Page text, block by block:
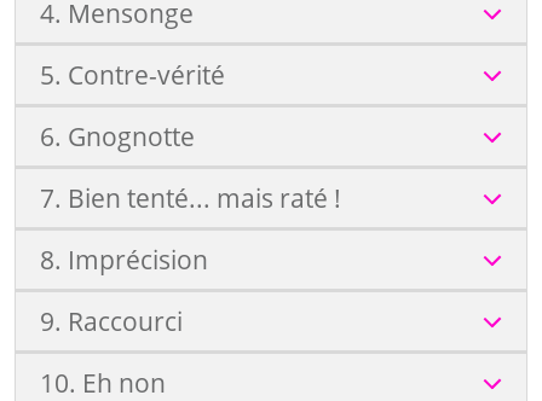
4. Mensonge
5. Contre-vérité
6. Gnognotte
7. Bien tenté... mais raté !
8. Imprécision
9. Raccourci
10. Eh non